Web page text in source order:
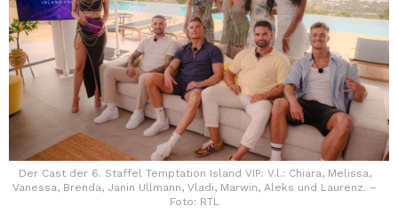
Der Cast der 6. Staffel Temptation Island VIP: V.l.: Chiara, Melissa,
Vanessa, Brenda, Janin Ullmann, Vladi, Marwin, Aleks und Laurenz. –
Foto: RTL